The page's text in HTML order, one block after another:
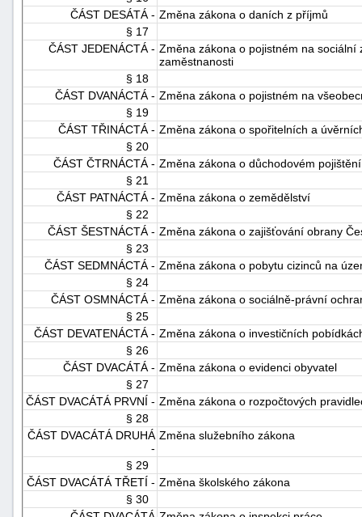
ČÁST DESÁTÁ - Změna zákona o daních z příjmů
§ 17
ČÁST JEDENÁCTÁ - Změna zákona o pojistném na
zaměstnanosti
§ 18
ČÁST DVANÁCTÁ - Změna zákona o pojistném na
§ 19
ČÁST TŘINÁCTÁ - Změna zákona o spořitelních a
§ 20
ČÁST ČTRNÁCTÁ - Změna zákona o důchodovém pojištění
§ 21
ČÁST PATNÁCTÁ - Změna zákona o zemědělství
§ 22
ČÁST ŠESTNÁCTÁ - Změna zákona o zajišťování obrany
§ 23
ČÁST SEDMNÁCTÁ - Změna zákona o pobytu cizinců na
§ 24
ČÁST OSMNÁCTÁ - Změna zákona o sociálně-právní
§ 25
ČÁST DEVATENÁCTÁ - Změna zákona o investičních
§ 26
ČÁST DVACÁTÁ - Změna zákona o evidenci obyvatel
§ 27
ČÁST DVACÁTÁ PRVNÍ - Změna zákona o rozpočtových
§ 28
ČÁST DVACÁTÁ DRUHÁ
-
Změna služebního zákona
§ 29
ČÁST DVACÁTÁ TŘETÍ - Změna školského zákona
§ 30